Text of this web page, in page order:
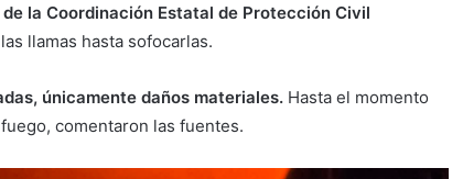
la Coordinación Estatal de Protección Civil
llamas hasta sofocarlas.
únicamente daños materiales. Hasta el momento
comentaron las fuentes.